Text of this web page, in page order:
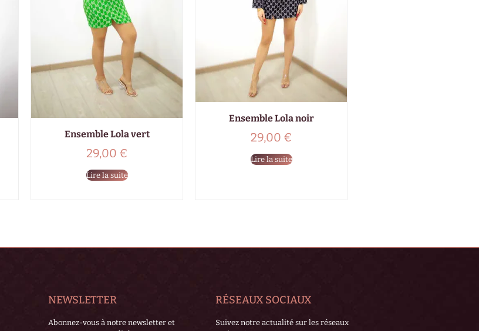
Ensemble Lola vert
29,00 €
Lire la suite
Ensemble Lola noir
29,00 €
Lire la suite
NEWSLETTER
Abonnez-vous à notre newsletter et
RÉSEAUX SOCIAUX
Suivez notre actualité sur les réseaux